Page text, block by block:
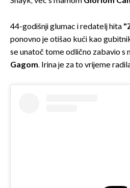
44-godišnji glumac i redatelj hita
ponovno je otišao kući kao
se unatoč tome odlično zabavio s
Gagom. Irina je za to vrijeme